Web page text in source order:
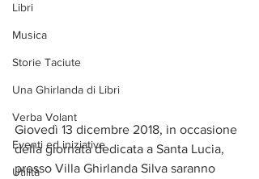
Libri
Musica
Storie Taciute
Una Ghirlanda di Libri
Verba Volant
Eventi ed iniziative
Utilità
Giovedì 13 dicembre 2018, in occasione
della giornata dedicata a Santa Lucia,
presso Villa Ghirlanda Silva saranno